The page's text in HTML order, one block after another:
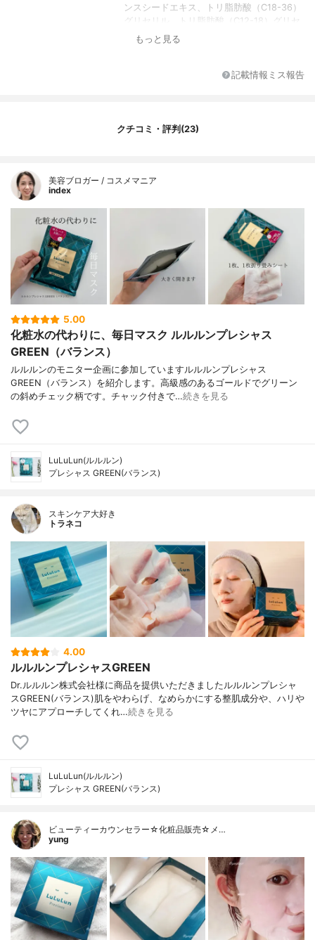
ンスシードエキス、トリ脂肪酸（C18-36）
グリセリル、トリ脂肪酸（C12-18）グリセ
リル、ホホバエステル、スクワレン、マカ
ール、イソマルト、セラミドNP、セラミド
ストリン、カプリリルグリコール、イソス
内容量
7枚入り
香り
無香料
製造国
内容量のバリエーション
もっと見る
記載情報ミス報告
クチコミ・評判(23)
美容ブロガー / コスメマニア
index
5.00
化粧水の代わりに、毎日マスク ルルルンプレシャス
GREEN（バランス）
ルルルンのモニター企画に参加していますルルルンプレシャス
GREEN（バランス）を紹介します。高級感のあるゴールドでグリーン
の斜めチェック柄です。チャック付きで…続きを見る
LuLuLun(ルルルン)
プレシャス GREEN(バランス)
スキンケア大好き
トラネコ
4.00
ルルルンプレシャスGREEN
Dr.ルルルン株式会社様に商品を提供いただきましたルルルンプレシャ
スGREEN(バランス)肌をやわらげ、なめらかにする整肌成分や、ハリや
ツヤにアプローチしてくれ…続きを見る
LuLuLun(ルルルン)
プレシャス GREEN(バランス)
ビューティーカウンセラー☆化粧品販売☆メ…
yung